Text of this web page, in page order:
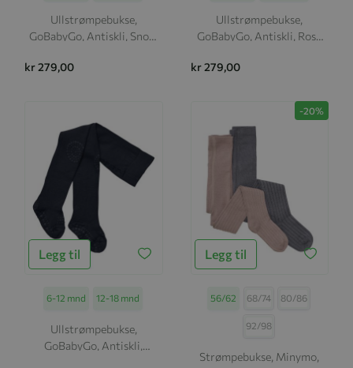
Ullstrømpebukse,
GoBabyGo, Antiskli, Snow
kr 279,00
Ullstrømpebukse,
GoBabyGo, Antiskli, Rose
kr 279,00
Legg til
Størrelse
6-12 mnd 12-18 mnd
Ullstrømpebukse,
GoBabyGo, Antiskli,
-20%
Legg til
Størrelse
56/62 68/74 80/86
92/98
Strømpebukse, Minymo,